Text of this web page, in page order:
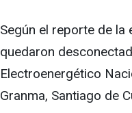
Según el reporte de la
quedaron
Electroenergético
Granma, Santiago de